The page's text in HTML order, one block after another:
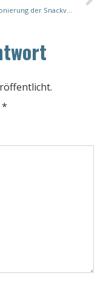
Revolutionierung der Snackverpackung: Maschinen der nächsten Generation für effiziente, nachhaltige Lösungen
*